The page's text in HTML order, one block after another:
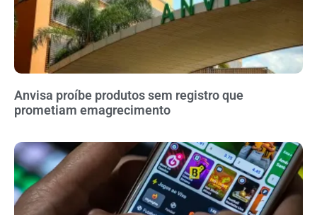
Anvisa proíbe produtos sem registro que
prometiam emagrecimento